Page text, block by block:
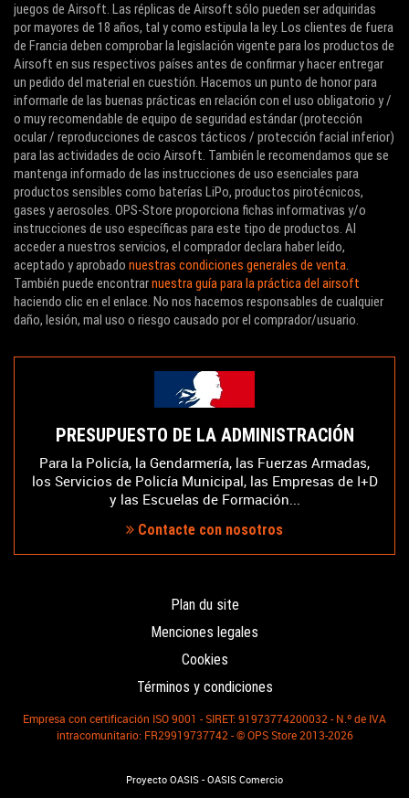
juegos de Airsoft. Las réplicas de Airsoft sólo pueden ser adquiridas
por mayores de 18 años, tal y como estipula la ley. Los clientes de fuera
de Francia deben comprobar la legislación vigente para los productos de
Airsoft en sus respectivos países antes de confirmar y hacer entregar
un pedido del material en cuestión. Hacemos un punto de honor para
informarle de las buenas prácticas en relación con el uso obligatorio y /
o muy recomendable de equipo de seguridad estándar (protección
ocular / reproducciones de cascos tácticos / protección facial inferior)
para las actividades de ocio Airsoft. También le recomendamos que se
mantenga informado de las instrucciones de uso esenciales para
productos sensibles como baterías LiPo, productos pirotécnicos,
gases y aerosoles. OPS-Store proporciona fichas informativas y/o
instrucciones de uso específicas para este tipo de productos. Al
acceder a nuestros servicios, el comprador declara haber leído,
aceptado y aprobado nuestras condiciones generales de venta.
También puede encontrarnuestra guía para la práctica del airsoft
haciendo clic en el enlace. No nos hacemos responsables de cualquier
daño, lesión, mal uso o riesgo causado por el comprador/usuario.
PRESUPUESTO DE LA ADMINISTRACIÓN
Para la Policía, la Gendarmería, las Fuerzas Armadas,
los Servicios de Policía Municipal, las Empresas de I+D
y las Escuelas de Formación...
Contacte con nosotros
Plan du site
Menciones legales
Cookies
Términos y condiciones
Empresa con certificación ISO 9001 - SIRET: 91973774200032 - N.º de IVA
intracomunitario: FR29919737742 - © OPS Store 2013-2026
Proyecto OASIS - OASIS Comercio